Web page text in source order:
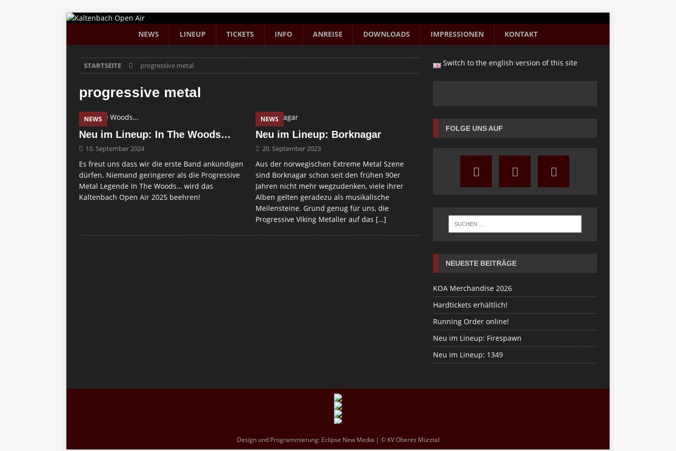
NEWS LINEUP TICKETS INFO ANREISE DOWNLOADS IMPRESSIONEN KONTAKT
STARTSEITE progressive metal
progressive metal
NEWS
Neu im Lineup: In The Woods…
10. September 2024
Es freut uns dass wir die erste Band ankündigen
dürfen. Niemand geringerer als die Progressive
Metal Legende In The Woods… wird das
Kaltenbach Open Air 2025 beehren!
NEWS
Neu im Lineup: Borknagar
20. September 2023
Aus der norwegischen Extreme Metal Szene
sind Borknagar schon seit den frühen 90er
Jahren nicht mehr wegzudenken, viele ihrer
Alben gelten geradezu als musikalische
Meilensteine. Grund genug für uns, die
Progressive Viking Metaller auf das […]
Switch to the english version of this site
FOLGE UNS AUF
NEUESTE BEITRÄGE
KOA Merchandise 2026
Hardtickets erhältlich!
Running Order online!
Neu im Lineup: Firespawn
Neu im Lineup: 1349
Design und Programmierung: Eclipse New Media | © KV Oberes Mürztal